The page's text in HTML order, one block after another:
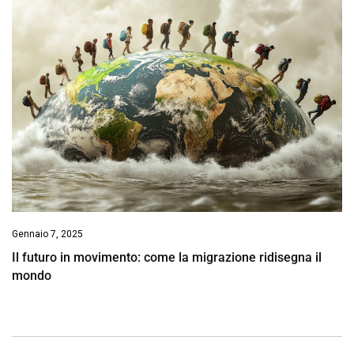
Gennaio 7, 2025
Il futuro in movimento: come la migrazione ridisegna il
mondo